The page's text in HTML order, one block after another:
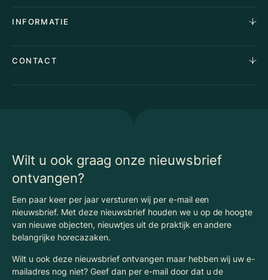
Aankoopopdracht
Stille verkoop
Taxaties
Advies
Waarom Klaassen
Vacatures
Algemene voorwaarden
INFORMATIE
Vergunningen
CONTACT
Wilt u ook graag onze nieuwsbrief
ontvangen?
Een paar keer per jaar versturen wij per e-mail een
nieuwsbrief. Met deze nieuwsbrief houden we u op de hoogte
van nieuwe objecten, nieuwtjes uit de praktijk en andere
belangrijke horecazaken.
Wilt u ook deze nieuwsbrief ontvangen maar hebben wij uw e-
mailadres nog niet? Geef dan per e-mail door dat u de